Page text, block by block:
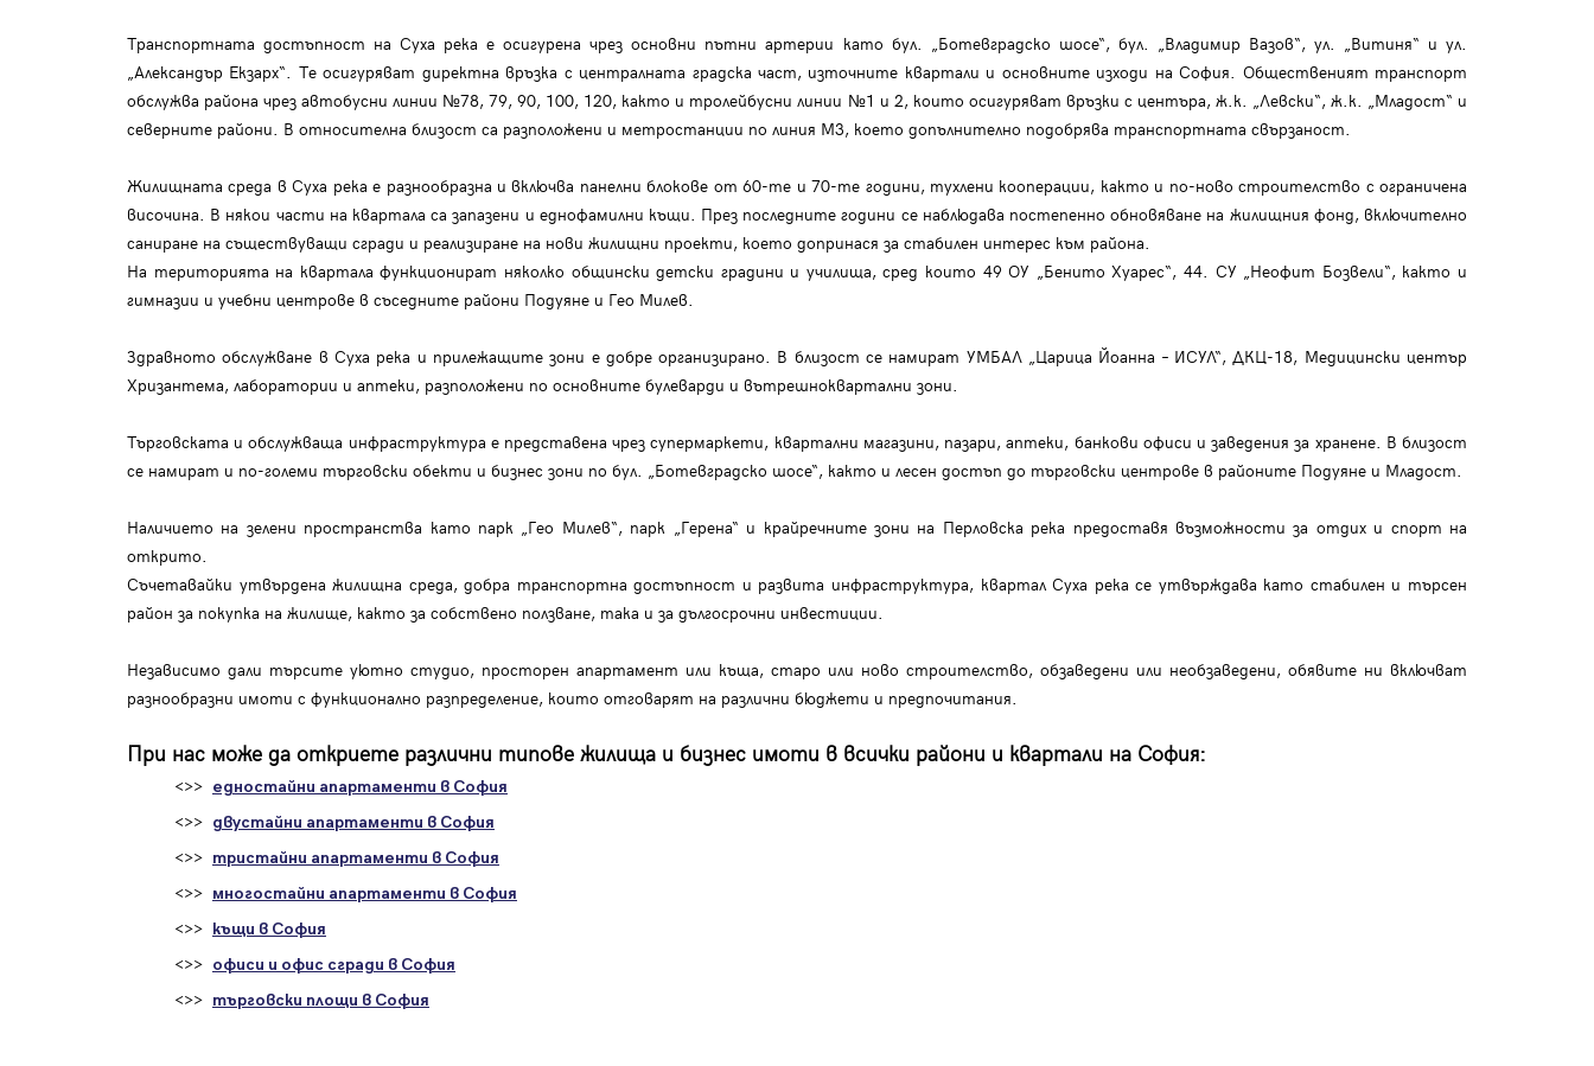
Транспортната достъпност на Суха река е осигурена чрез основни пътни артерии като бул. „Ботевградско шосе“, бул. „Владимир Вазов“, ул. „Витиня“ и ул.
„Александър Екзарх“. Те осигуряват директна връзка с централната градска част, източните квартали и основните изходи на София. Общественият транспорт
обслужва района чрез автобусни линии №78, 79, 90, 100, 120, както и тролейбусни линии №1 и 2, които осигуряват връзки с центъра, ж.к. „Левски“, ж.к. „Младост“ и
северните райони. В относителна близост са разположени и метростанции по линия М3, което допълнително подобрява транспортната свързаност.
Жилищната среда в Суха река е разнообразна и включва панелни блокове от 60-те и 70-те години, тухлени кооперации, както и по-ново строителство с ограничена
височина. В някои части на квартала са запазени и еднофамилни къщи. През последните години се наблюдава постепенно обновяване на жилищния фонд, включително
саниране на съществуващи сгради и реализиране на нови жилищни проекти, което допринася за стабилен интерес към района.
На територията на квартала функционират няколко общински детски градини и училища, сред които 49 ОУ „Бенито Хуарес“, 44. СУ „Неофит Бозвели“, както и
гимназии и учебни центрове в съседните райони Подуяне и Гео Милев.
Здравното обслужване в Суха река и прилежащите зони е добре организирано. В близост се намират УМБАЛ „Царица Йоанна – ИСУЛ“, ДКЦ-18, Медицински център
Хризантема, лаборатории и аптеки, разположени по основните булеварди и вътрешноквартални зони.
Търговската и обслужваща инфраструктура е представена чрез супермаркети, квартални магазини, пазари, аптеки, банкови офиси и заведения за хранене. В близост
се намират и по-големи търговски обекти и бизнес зони по бул. „Ботевградско шосе“, както и лесен достъп до търговски центрове в районите Подуяне и Младост.
Наличието на зелени пространства като парк „Гео Милев“, парк „Герена“ и крайречните зони на Перловска река предоставя възможности за отдих и спорт на
открито.
Съчетавайки утвърдена жилищна среда, добра транспортна достъпност и развита инфраструктура, квартал Суха река се утвърждава като стабилен и търсен
район за покупка на жилище, както за собствено ползване, така и за дългосрочни инвестиции.
Независимо дали търсите уютно студио, просторен апартамент или къща, старо или ново строителство, обзаведени или необзаведени, обявите ни включват
разнообразни имоти с функционално разпределение, които отговарят на различни бюджети и предпочитания.
При нас може да откриете различни типове жилища и бизнес имоти в всички райони и квартали на София:
<>> едностайни апартаменти в София
<>> двустайни апартаменти в София
<>> тристайни апартаменти в София
<>> многостайни апартаменти в София
<>> къщи в София
<>> офиси и офис сгради в София
<>> търговски площи в София